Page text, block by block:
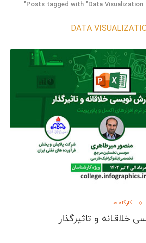
Posts tagged with "Data Visualization"
DATA
کارگاه ها
خلاقـانه و تاثيرگذار